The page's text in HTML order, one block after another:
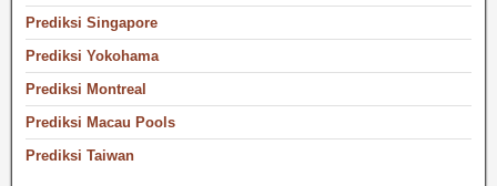
Prediksi Singapore
Prediksi Yokohama
Prediksi Montreal
Prediksi Macau Pools
Prediksi Taiwan